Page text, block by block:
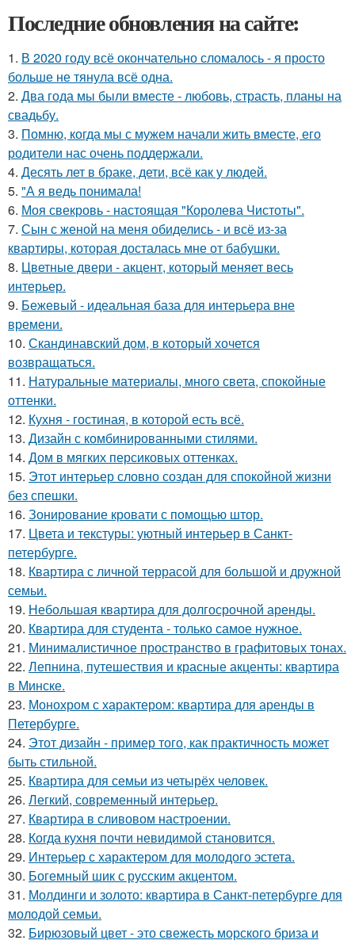
Последние обновления на сайте:
1. В 2020 году всё окончательно сломалось - я просто
больше не тянула всё одна.
2. Два года мы были вместе - любовь, страсть, планы на
свадьбу.
3. Помню, когда мы с мужем начали жить вместе, его
родители нас очень поддержали.
4. Десять лет в браке, дети, всё как у людей.
5. "А я ведь понимала!
6. Моя свекровь - настоящая "Королева Чистоты".
7. Сын с женой на меня обиделись - и всё из-за
квартиры, которая досталась мне от бабушки.
8. Цветные двери - акцент, который меняет весь
интерьер.
9. Бежевый - идеальная база для интерьера вне
времени.
10. Скандинавский дом, в который хочется
возвращаться.
11. Натуральные материалы, много света, спокойные
оттенки.
12. Кухня - гостиная, в которой есть всё.
13. Дизайн с комбинированными стилями.
14. Дом в мягких персиковых оттенках.
15. Этот интерьер словно создан для спокойной жизни
без спешки.
16. Зонирование кровати с помощью штор.
17. Цвета и текстуры: уютный интерьер в Санкт-
петербурге.
18. Квартира с личной террасой для большой и дружной
семьи.
19. Небольшая квартира для долгосрочной аренды.
20. Квартира для студента - только самое нужное.
21. Минималистичное пространство в графитовых тонах.
22. Лепнина, путешествия и красные акценты: квартира
в Минске.
23. Монохром с характером: квартира для аренды в
Петербурге.
24. Этот дизайн - пример того, как практичность может
быть стильной.
25. Квартира для семьи из четырёх человек.
26. Легкий, современный интерьер.
27. Квартира в сливовом настроении.
28. Когда кухня почти невидимой становится.
29. Интерьер с характером для молодого эстета.
30. Богемный шик с русским акцентом.
31. Молдинги и золото: квартира в Санкт-петербурге для
молодой семьи.
32. Бирюзовый цвет - это свежесть морского бриза и